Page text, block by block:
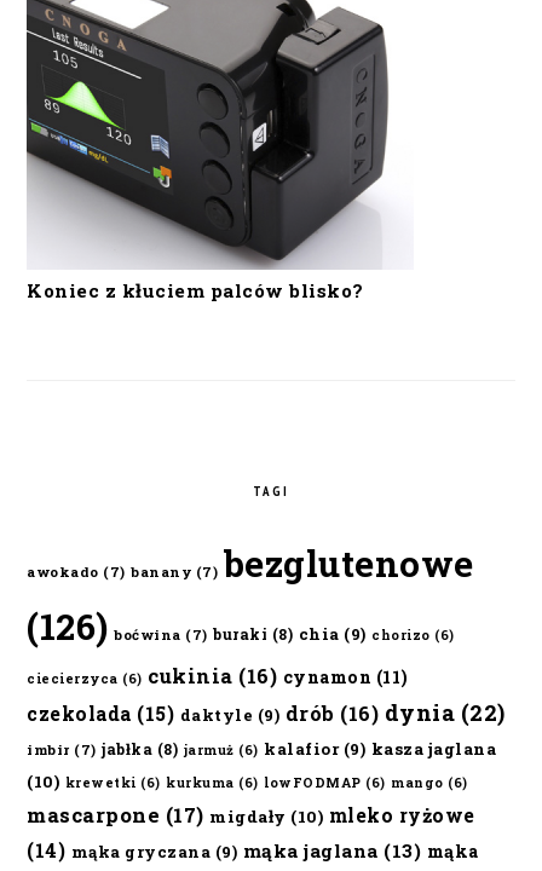
Koniec z kłuciem palców blisko?
TAGI
awokado (7) banany (7) bezglutenowe
(126) boćwina (7) buraki (8) chia (9) chorizo (6)
ciecierzyca (6) cukinia (16) cynamon (11)
czekolada (15) daktyle (9) drób (16) dynia (22)
imbir (7) jabłka (8) jarmuż (6) kalafior(9) kasza jaglana
(10) krewetki (6) kurkuma (6) lowFODMAP (6) mango (6)
mascarpone (17) migdały (10) mleko ryżowe
(14) mąka gryczana (9) mąka jaglana (13) mąka